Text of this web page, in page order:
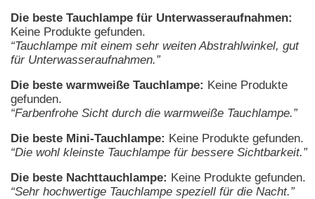
Die beste Tauchlampe für Unterwasseraufnahmen:
Keine Produkte gefunden.
“Tauchlampe mit einem sehr weiten Abstrahlwinkel, gut
für Unterwasseraufnahmen.”
Die beste warmweiße Tauchlampe: Keine Produkte
gefunden.
“Farbenfrohe Sicht durch die warmweiße Tauchlampe.”
Die beste Mini-Tauchlampe: Keine Produkte gefunden.
“Die wohl kleinste Tauchlampe für bessere Sichtbarkeit.”
Die beste Nachttauchlampe: Keine Produkte gefunden.
“Sehr hochwertige Tauchlampe speziell für die Nacht.”